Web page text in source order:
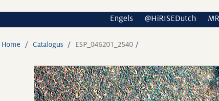
Engels @HiRISEDutch
Home Catalogus ESP_046201_2540